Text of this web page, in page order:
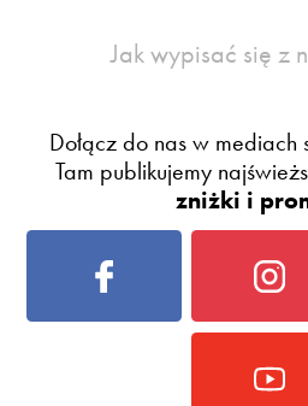
Jak wypisać się z
Dołącz do nas w mediach
Tam publikujemy
zniżki i